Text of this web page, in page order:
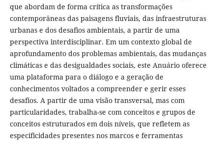
que abordam de forma crítica as transformações
contemporâneas das paisagens fluviais, das infraestruturas
urbanas e dos desafios ambientais, a partir de uma
perspectiva interdisciplinar. Em um contexto global de
aprofundamento dos problemas ambientais, das mudanças
climáticas e das desigualdades sociais, este Anuário oferece
uma plataforma para o diálogo e a geração de
conhecimentos voltados a compreender e gerir esses
desafios. A partir de uma visão transversal, mas com
particularidades, trabalha-se com conceitos e grupos de
conceitos estruturados em dois níveis, que refletem as
especificidades presentes nos marcos e ferramentas